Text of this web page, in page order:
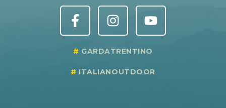
GARDATRENTINO
ITALIANOUTDOOR